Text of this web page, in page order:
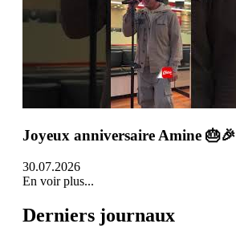
Joyeux anniversaire Amine 🎂🎉
30.07.2026
En voir plus...
Derniers journaux